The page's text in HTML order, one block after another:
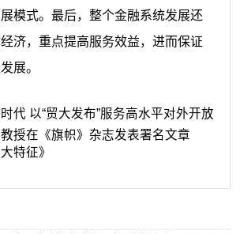
模式。最后，整个金融系统发展还
济，重点提高服务效益，进而保证
展。
代 以“贸大发布”服务高水平对外开放
授在《旗帜》杂志发表署名文章
特征》